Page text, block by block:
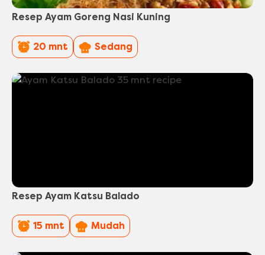
Resep Ayam Goreng Nasi Kuning
PreparationTime
20 mnt Difficulty
Sedang
Resep Ayam Katsu Balado
PreparationTime
15 mnt Difficulty
Mudah